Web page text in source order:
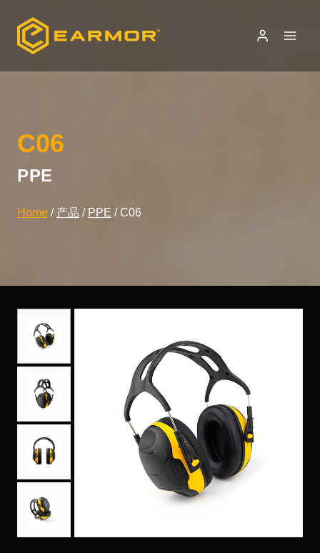
content
C06
PPE
Home / 产品 / PPE / C06